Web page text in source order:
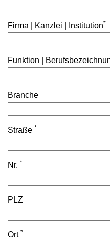
Firma | Kanzlei | Institution*
Funktion |
Branche
Straße *
Nr. *
PLZ
Ort *